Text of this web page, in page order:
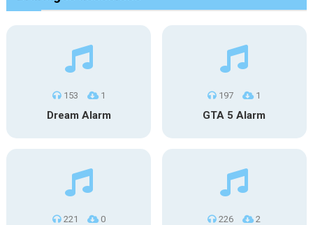
153 1
Dream Alarm
197 1
GTA 5 Alarm
221 0 226 2